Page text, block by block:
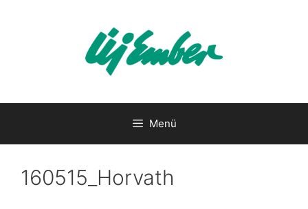
Menü
160515_Horvath